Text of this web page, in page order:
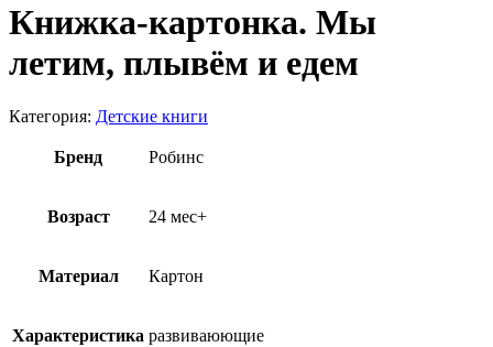
Книжка-картонка. Мы
летим, плывём и едем
Категория: Детские книги
Бренд Робинс
Возраст 24 мес+
Материал Картон
Характеристика развиваюющие